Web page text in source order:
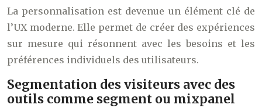
La personnalisation est devenue un élément clé de
l’UX moderne. Elle permet de créer des expériences
sur mesure qui résonnent avec les besoins et les
préférences individuels des utilisateurs.
Segmentation des visiteurs avec des
outils comme segment ou mixpanel